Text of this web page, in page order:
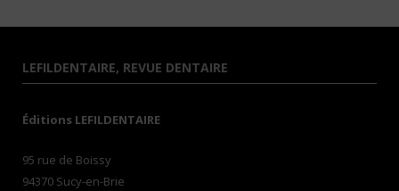
LEFILDENTAIRE, REVUE DENTAIRE
Éditions LEFILDENTAIRE
95 rue de Boissy
94370 Sucy-en-Brie